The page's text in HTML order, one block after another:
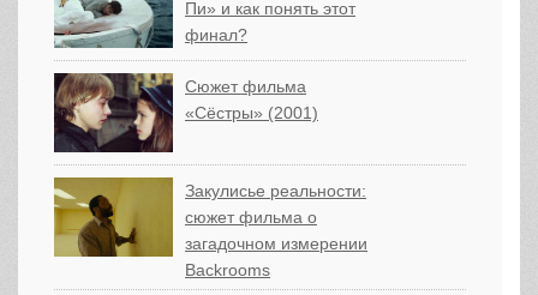
Пи» и как понять этот
финал?
Сюжет фильма
«Сёстры» (2001)
Закулисье реальности:
сюжет фильма о
загадочном измерении
Backrooms